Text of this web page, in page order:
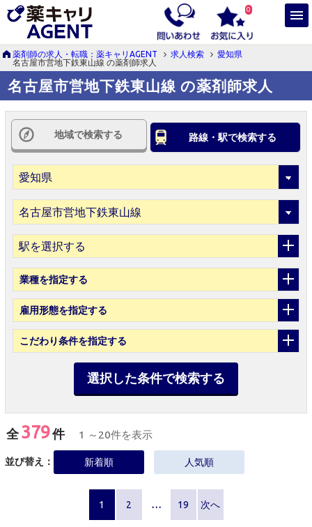
0
薬剤師の求人・転職：薬キャリAGENT 求人検索
愛知県
名古屋市営地下鉄東山線 の薬剤師求人
名古屋市営地下鉄東山線 の薬剤師求人
地域で検索する 路線・駅で検索する
駅を選択する
業種を指定する
雇用形態を指定する
こだわり条件を指定する
選択した条件で検索する
全379件 1 ～20件を表示
並び替え： 新着順 人気順
1 2 … 19 次へ